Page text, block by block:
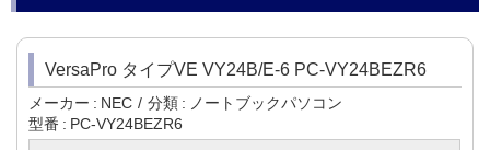
VersaPro タイプVE VY24B/E-6 PC-VY24BEZR6
メーカー NEC 分類
ノートブックパソコン
型番
PC-VY24BEZR6